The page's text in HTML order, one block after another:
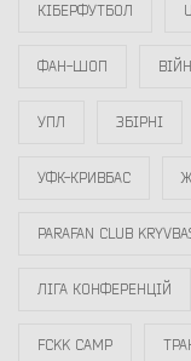
КІБЕРФУТБОЛ
ФАН-ШОП
УПЛ ЗБІРНІ
УФК-КРИВБАС
PARAFAN CLUB
ЛІГА КОНФЕРЕНЦІЙ
FCKK CAMP